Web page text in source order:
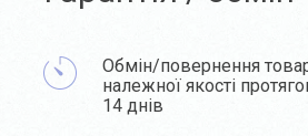
Обмін/повернення
належної якості
14 днів